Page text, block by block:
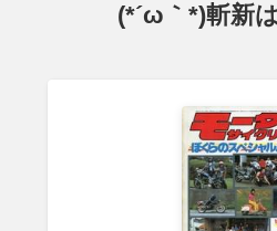
(*´ω｀*)斬新